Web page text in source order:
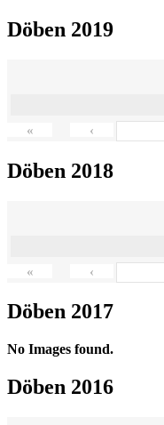
Döben 2019
« ‹
Döben 2018
« ‹
Döben 2017
No Images found.
Döben 2016